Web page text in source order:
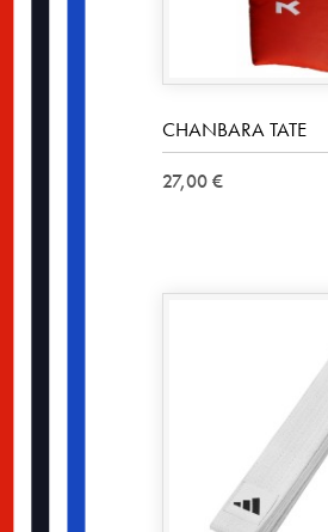
CHANBARA TATE
27,00 €